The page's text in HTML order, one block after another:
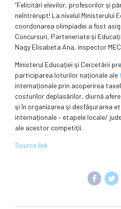
”Felicitări elevilor, profesorilor şi
neîntrerupt! La nivelul Ministerului
coordonarea olimpiadei a fost
Concursuri, Parteneriate şi
Nagy Elisabeta Ana, inspector
Ministerul Educaţiei şi Cercetării
participarea loturilor naţionale ale
internaţionale prin acoperirea
costurilor deplasărilor, diurnă
şi în organizarea şi desfăşurarea
internaţionale – etapele locale/
ale acestor competiţii.
Source link